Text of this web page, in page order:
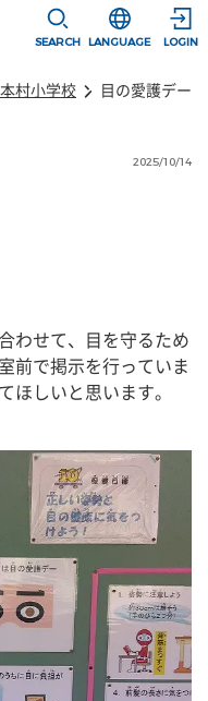
SEARCH
選択すると言
LANGUAGE LOGIN
本村小学校 目の愛護デー
2025/10/14
わせて、目を守るため
前で掲示を行っていま
ほしいと思います。